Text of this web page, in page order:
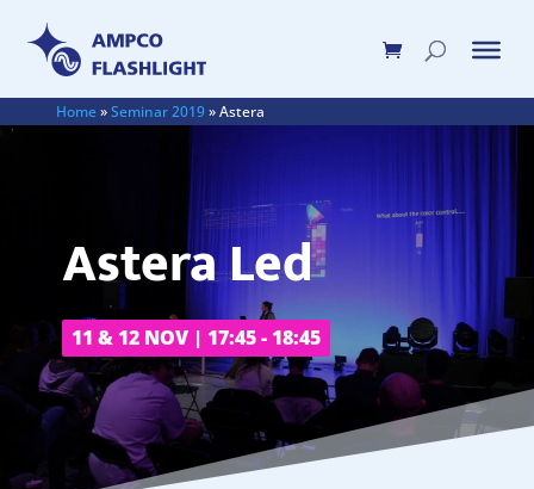
Home»Seminar 2019»Astera
Astera Led
11 & 12 NOV | 17:45 - 18:45